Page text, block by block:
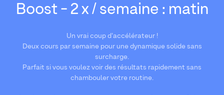
Boost - 2 x / semaine : matin
Un vrai coup d’accélérateur !
Deux cours par semaine pour une dynamique solide sans
surcharge.
Parfait si vous voulez voir des résultats rapidement sans
chambouler votre routine.